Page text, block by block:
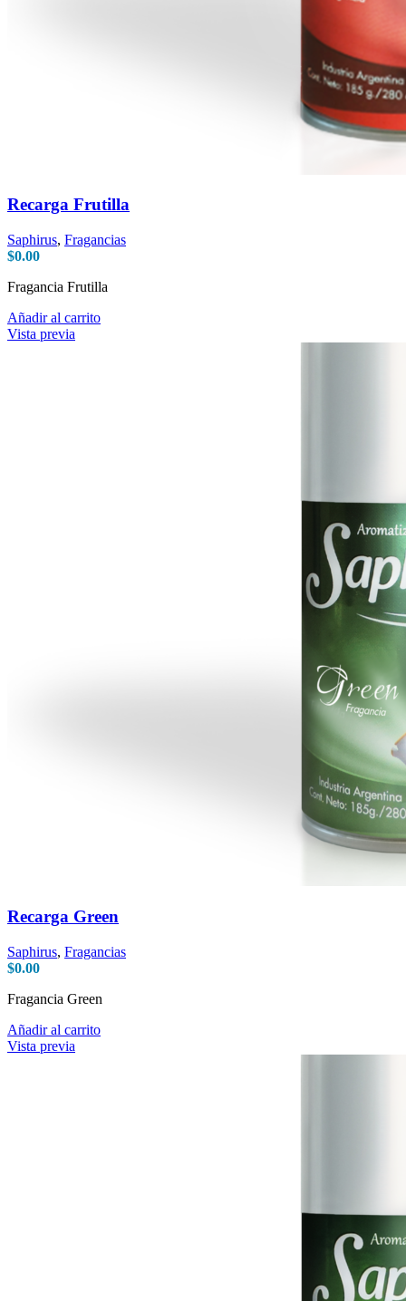
Recarga Frutilla
Saphirus, Fragancias
$0.00
Fragancia Frutilla
Añadir al carrito
Vista previa
Recarga Green
Saphirus, Fragancias
$0.00
Fragancia Green
Añadir al carrito
Vista previa